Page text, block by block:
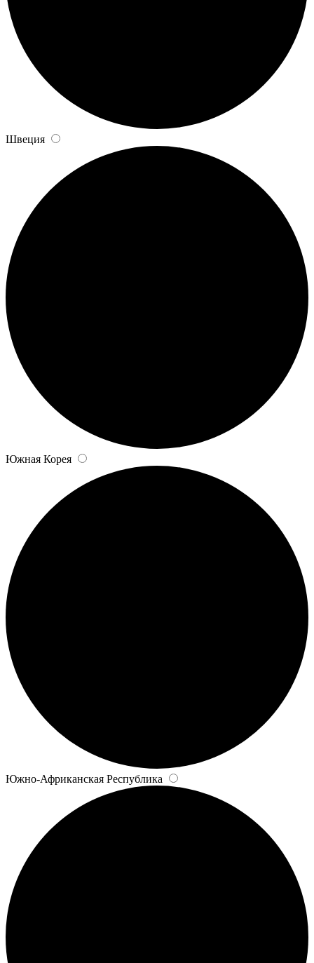
Швеция
Южная Корея
Южно-Африканская Республика